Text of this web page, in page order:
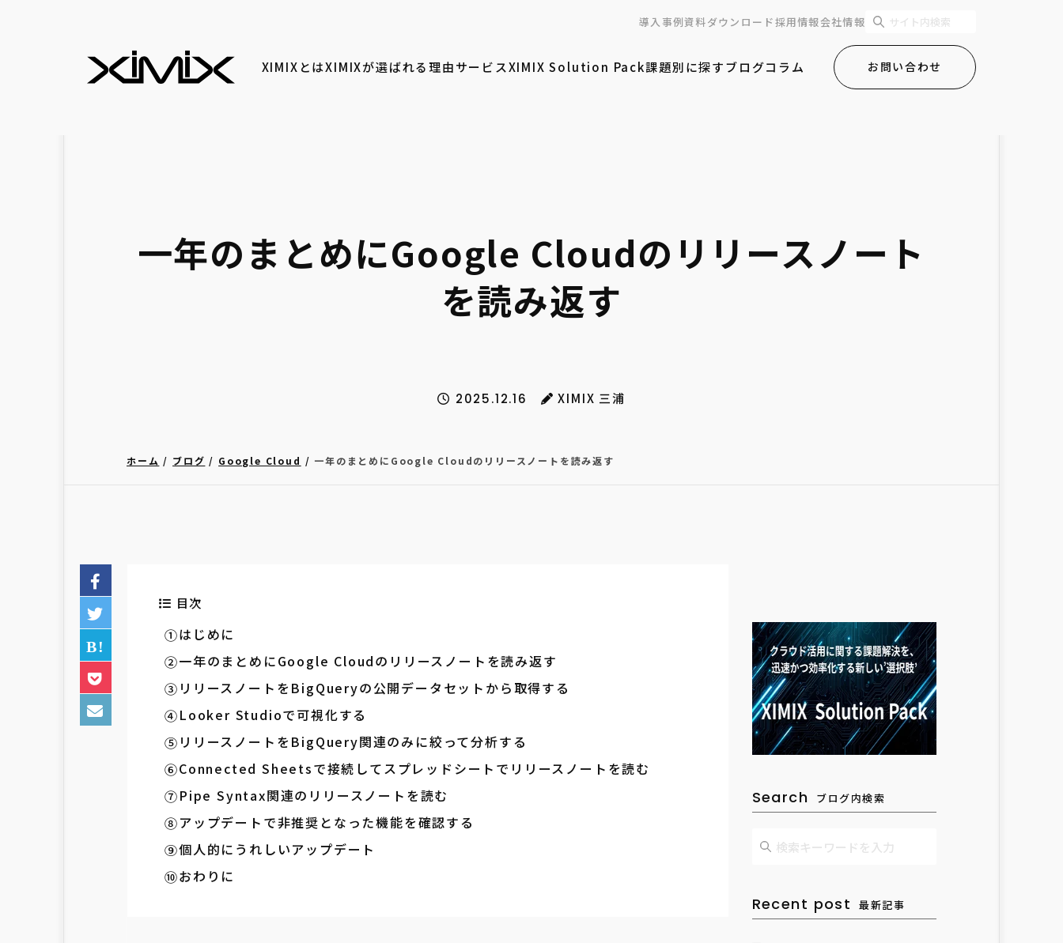
導入事例資料ダウンロード採用情報会社情報
XIMIXとはXIMIXが選ばれる理由サービスXIMIX Solution Pack課題別に探すブログコラム お問い合わせ
一年のまとめにGoogle Cloudのリリースノート
を読み返す
2025.12.16 XIMIX 三浦
ホーム ブログ Google Cloud 一年のまとめにGoogle Cloudのリリースノートを読み返す
目次
はじめに
一年のまとめにGoogle Cloudのリリースノートを読み返す
リリースノートをBigQueryの公開データセットから取得する
Looker Studioで可視化する
リリースノートをBigQuery関連のみに絞って分析する
Connected Sheetsで接続してスプレッドシートでリリースノートを読む
Pipe Syntax関連のリリースノートを読む
アップデートで非推奨となった機能を確認する
個人的にうれしいアップデート
おわりに
Search ブログ内検索
Recent post 最新記事